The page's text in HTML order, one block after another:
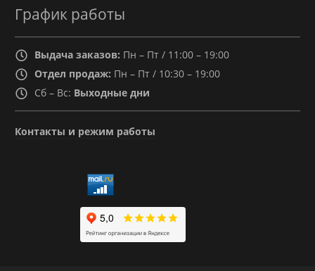
График работы
Выдача заказов: Пн – Пт / 11:00 – 19:00
Отдел продаж: Пн – Пт / 10:30 – 19:00
Сб – Вс: Выходные дни
Контакты и режим работы